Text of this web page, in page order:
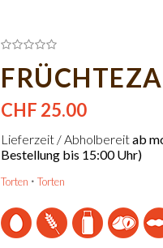
CHF 25.00
Lieferzeit / Abholbereitab
Bestellung bis 15:00 Uhr)
Torten Torten